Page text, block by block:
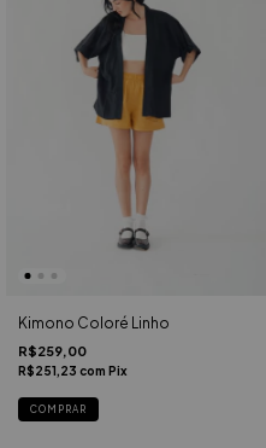
Kimono Coloré Linho
R$259,00
R$251,23 com Pix
COMPRAR